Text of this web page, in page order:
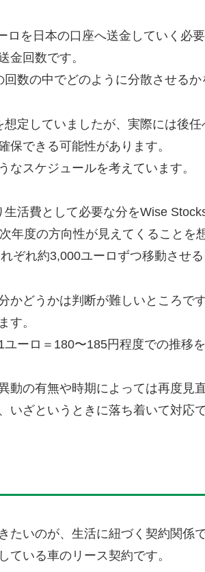
ロを日本の口座へ送金していく必
金回数です。
数の中でどのように分散させるか
定していましたが、実際には後
保できる可能性があります。
なスケジュールを考えています。
活費として必要な分をWise
年度の方向性が見えてくることを
ぞれ約3,000ユーロずつ移動させる
かどうかは判断が難しいところで
す。
ーロ＝180〜185円程度での推移
動の有無や時期によっては再度見
いざというときに落ち着いて対応
たいのが、生活に紐づく契約関係で
ている車のリース契約です。